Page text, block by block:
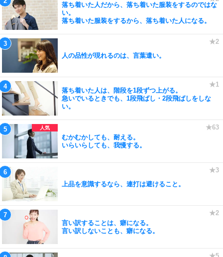
落ち着いた人だから、落ち着いた服装をするのではな
い。
落ち着いた服装をするから、落ち着いた人になる。
人の品性が現れるのは、言葉遣い。
落ち着いた人は、階段を1段ずつ上がる。
急いでいるときでも、1段飛ばし・2段飛ばしをしな
い。
むかむかしても、耐える。
いらいらしても、我慢する。
上品を意識するなら、連打は避けること。
言い訳することは、癖になる。
言い訳しないことも、癖になる。